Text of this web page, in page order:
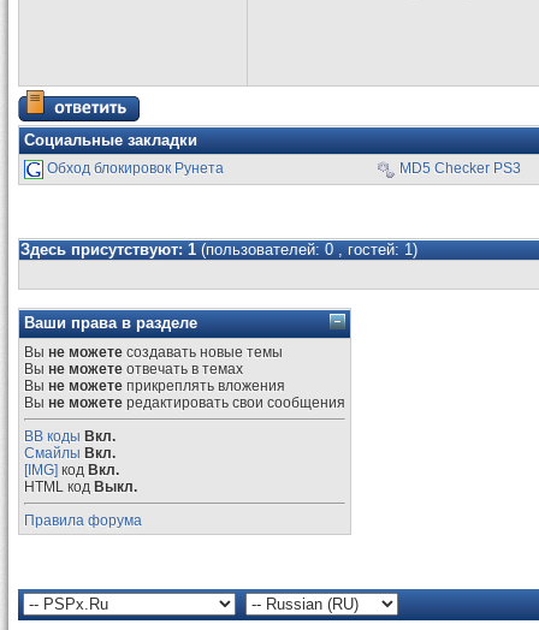
Социальные закладки
Обход блокировок Рунета MD5 Checker PS3
Здесь присутствуют: 1 (пользователей: 0 , гостей: 1)
Ваши права в разделе
Вы не можете создавать новые темы
Вы не можете отвечать в темах
Вы не можете прикреплять вложения
Вы не можете редактировать свои сообщения
BB коды Вкл.
Смайлы Вкл.
[IMG] код Вкл.
HTML код Выкл.
Правила форума